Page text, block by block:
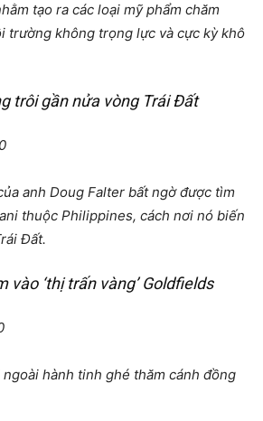
tạo ra các loại mỹ phẩm chăm
trường không trọng lực và cực kỳ khô
trôi gần nửa vòng Trái Đất
anh Doug Falter bất ngờ được tìm
thuộc Philippines, cách nơi nó biến
Đất.
vào ‘thị trấn vàng’ Goldfields
hành tinh ghé thăm cánh đồng